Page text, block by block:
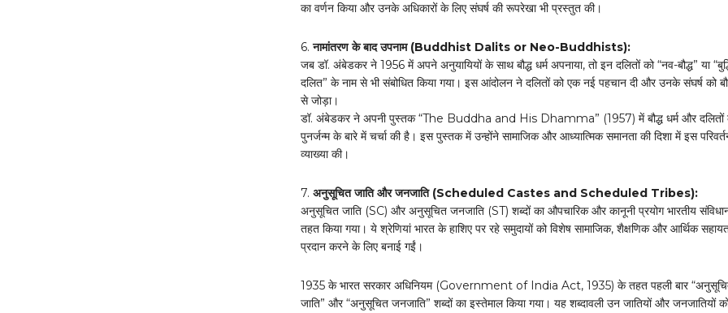
का वर्णन किया और उनके अधिकारों के लिए संघर्ष की रूपरेखा भी प्रस्तुत की।
6.नामांतरण के बाद उपनाम (Buddhist Dalits or Neo-Buddhists):
जब डॉ. अंबेडकर ने 1956 में अपने अनुयायियों के साथ बौद्ध धर्म अपनाया, तो इन दलितों को “नव-बौद्ध” या
दलित” के नाम से भी संबोधित किया गया। इस आंदोलन ने दलितों को एक नई पहचान दी और उनके संघर्ष को
से जोड़ा।
डॉ. अंबेडकर ने अपनी पुस्तक “The Buddha and His Dhamma” (1957) में बौद्ध धर्म और
पुनर्जन्म के बारे में चर्चा की है। इस पुस्तक में उन्होंने सामाजिक और आध्यात्मिक समानता की दिशा में इस
व्याख्या की।
7. अनुसूचित जाति और जनजाति (Scheduled Castes and Scheduled Tribes):
अनुसूचित जाति (SC) और अनुसूचित जनजाति (ST) शब्दों का औपचारिक और कानूनी प्रयोग भारतीय
तहत किया गया। ये श्रेणियां भारत के हाशिए पर रहे समुदायों को विशेष सामाजिक, शैक्षणिक और आर्थिक
प्रदान करने के लिए बनाई गईं।
1935 के भारत सरकार अधिनियम (Government of India Act, 1935) के तहत पहली बार
जाति” और “अनुसूचित जनजाति” शब्दों का इस्तेमाल किया गया। यह शब्दावली उन जातियों और जनजातियों